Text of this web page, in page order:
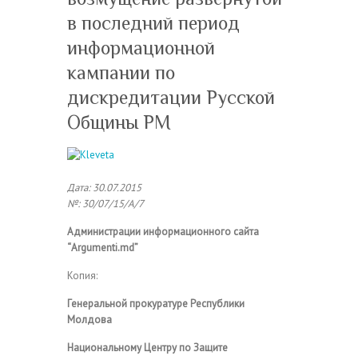
в последний период
информационной
кампании по
дискредитации Русской
Общины РМ
Дата: 30.07.2015
№: 30/07/15/A/7
Администрации информационного сайта
“Argumenti.md”
Копия:
Генеральной прокуратуре Республики
Молдова
Национальному Центру по Защите